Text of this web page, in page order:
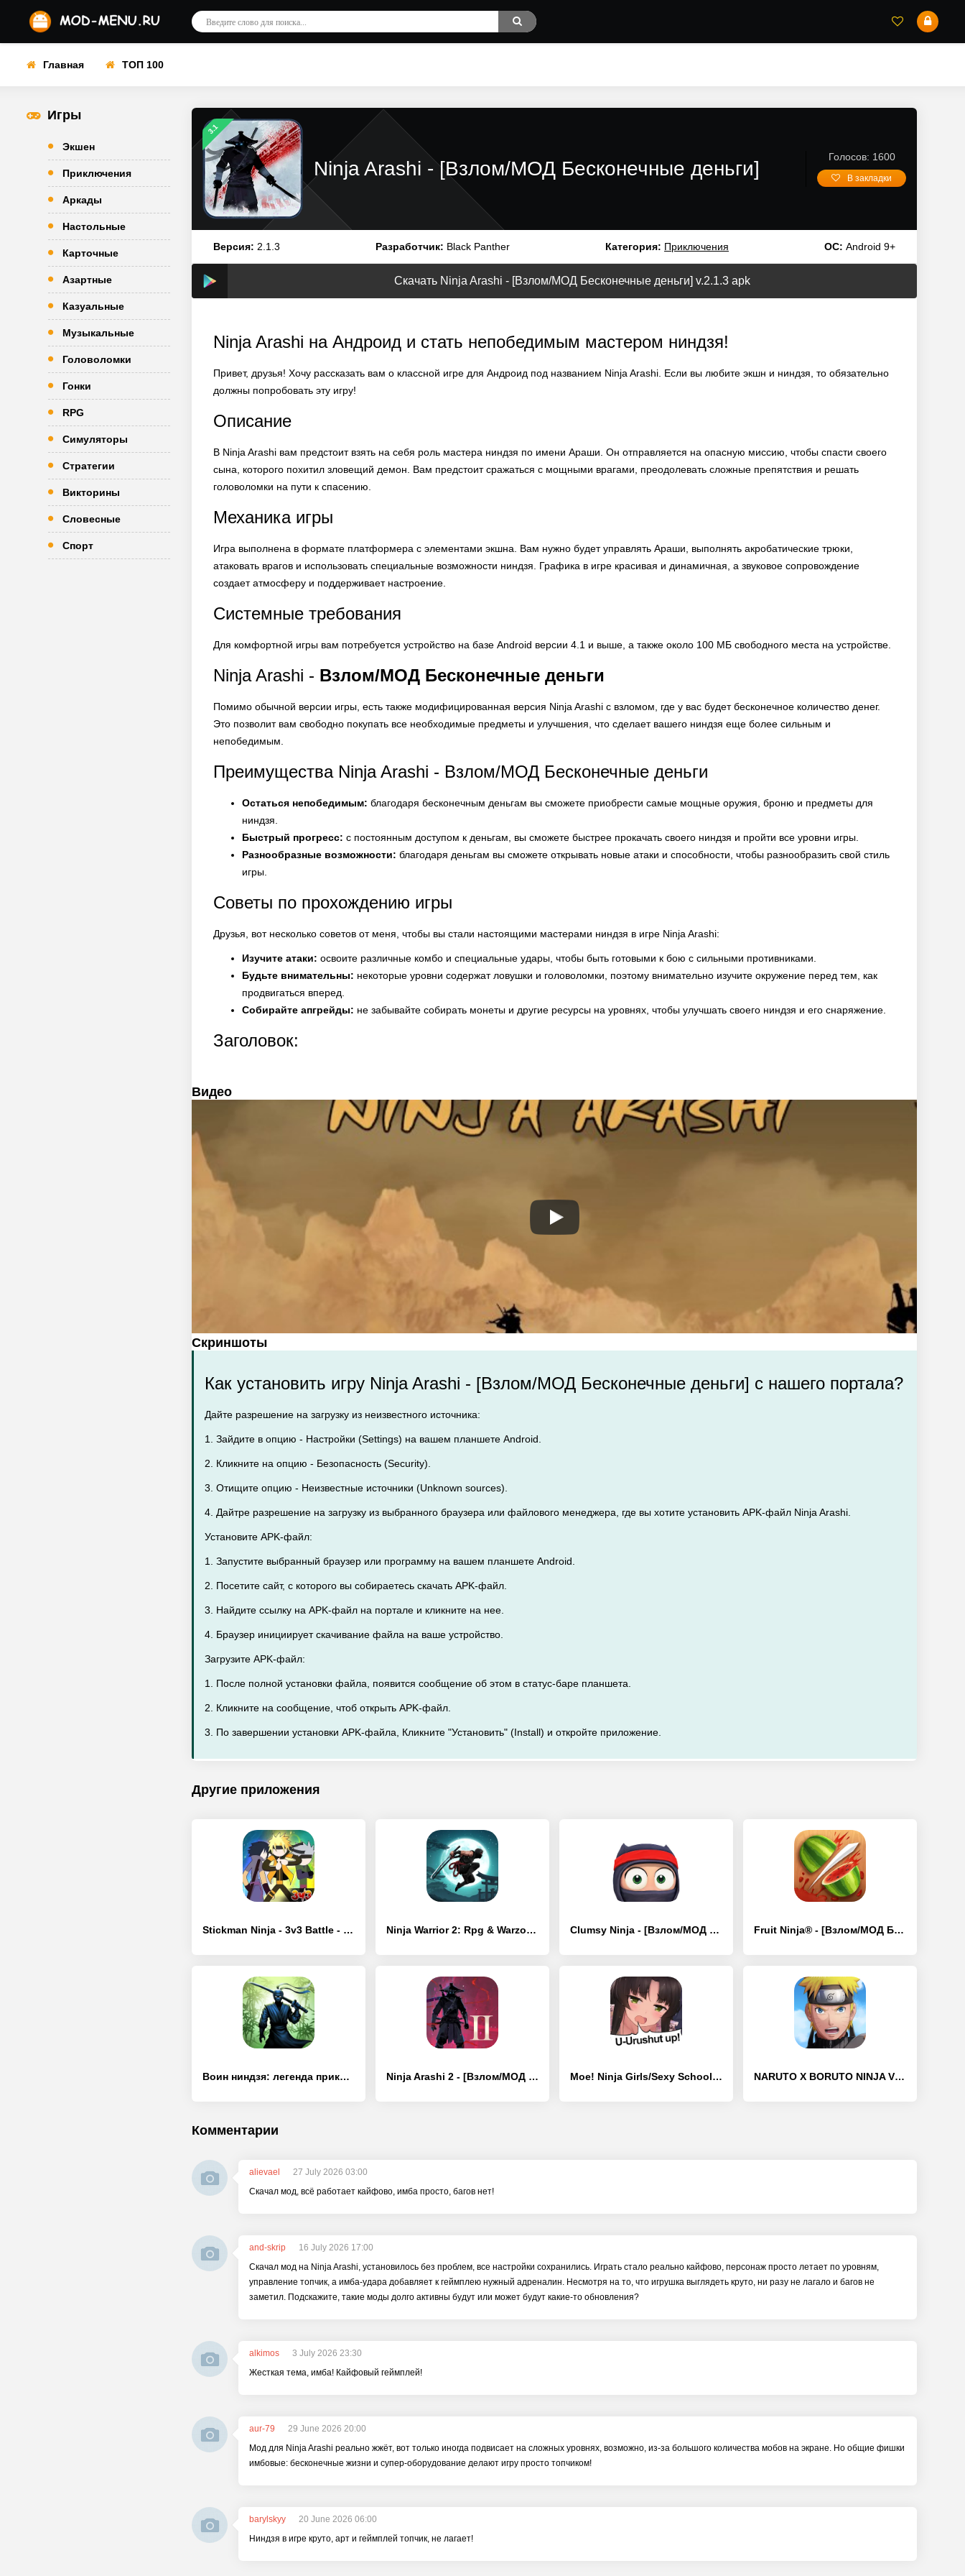
Главная ТОП 100
Игры
Экшен
Приключения
Аркады
Настольные
Карточные
Азартные
Казуальные
Музыкальные
Головоломки
Гонки
RPG
Симуляторы
Стратегии
Викторины
Словесные
Спорт
3.1
Ninja Arashi - [Взлом/МОД Бесконечные деньги]
Голосов: 1600
В закладки
Версия: 2.1.3 Разработчик: Black Panther Категория: Приключения ОС: Android 9+
Скачать Ninja Arashi - [Взлом/МОД Бесконечные деньги] v.2.1.3 apk
Ninja Arashi на Андроид и стать непобедимым мастером ниндзя!
Привет, друзья! Хочу рассказать вам о классной игре для Андроид под названием Ninja Arashi. Если вы любите экшн и ниндзя, то обязательно
должны попробовать эту игру!
Описание
В Ninja Arashi вам предстоит взять на себя роль мастера ниндзя по имени Араши. Он отправляется на опасную миссию, чтобы спасти своего
сына, которого похитил зловещий демон. Вам предстоит сражаться с мощными врагами, преодолевать сложные препятствия и решать
головоломки на пути к спасению.
Механика игры
Игра выполнена в формате платформера с элементами экшна. Вам нужно будет управлять Араши, выполнять акробатические трюки,
атаковать врагов и использовать специальные возможности ниндзя. Графика в игре красивая и динамичная, а звуковое сопровождение
создает атмосферу и поддерживает настроение.
Системные требования
Для комфортной игры вам потребуется устройство на базе Android версии 4.1 и выше, а также около 100 МБ свободного места на устройстве.
Ninja Arashi - Взлом/МОД Бесконечные деньги
Помимо обычной версии игры, есть также модифицированная версия Ninja Arashi с взломом, где у вас будет бесконечное количество денег.
Это позволит вам свободно покупать все необходимые предметы и улучшения, что сделает вашего ниндзя еще более сильным и
непобедимым.
Преимущества Ninja Arashi - Взлом/МОД Бесконечные деньги
Остаться непобедимым: благодаря бесконечным деньгам вы сможете приобрести самые мощные оружия, броню и предметы для
ниндзя.
Быстрый прогресс: с постоянным доступом к деньгам, вы сможете быстрее прокачать своего ниндзя и пройти все уровни игры.
Разнообразные возможности: благодаря деньгам вы сможете открывать новые атаки и способности, чтобы разнообразить свой стиль
игры.
Советы по прохождению игры
Друзья, вот несколько советов от меня, чтобы вы стали настоящими мастерами ниндзя в игре Ninja Arashi:
Изучите атаки: освоите различные комбо и специальные удары, чтобы быть готовыми к бою с сильными противниками.
Будьте внимательны: некоторые уровни содержат ловушки и головоломки, поэтому внимательно изучите окружение перед тем, как
продвигаться вперед.
Собирайте апгрейды: не забывайте собирать монеты и другие ресурсы на уровнях, чтобы улучшать своего ниндзя и его снаряжение.
Заголовок:
Видео
Скриншоты
Как установить игру Ninja Arashi - [Взлом/МОД Бесконечные деньги] с нашего портала?
Дайте разрешение на загрузку из неизвестного источника:
1. Зайдите в опцию - Настройки (Settings) на вашем планшете Android.
2. Кликните на опцию - Безопасность (Security).
3. Отищите опцию - Неизвестные источники (Unknown sources).
4. Дайтре разрешение на загрузку из выбранного браузера или файлового менеджера, где вы хотите установить APK-файл Ninja Arashi.
Установите APK-файл:
1. Запустите выбранный браузер или программу на вашем планшете Android.
2. Посетите сайт, с которого вы собираетесь скачать APK-файл.
3. Найдите ссылку на APK-файл на портале и кликните на нее.
4. Браузер инициирует скачивание файла на ваше устройство.
Загрузите APK-файл:
1. После полной установки файла, появится сообщение об этом в статус-баре планшета.
2. Кликните на сообщение, чтоб открыть APK-файл.
3. По завершении установки APK-файла, Кликните "Установить" (Install) и откройте приложение.
Другие приложения
Stickman Ninja - 3v3 Battle - [Взлом/МОД Unlocked] Ninja Warrior 2: Rpg & Warzone - [Взлом/МОД Много денег] Clumsy Ninja - [Взлом/МОД Unlocked] Fruit Ninja® - [Взлом/МОД Бесконечные деньги]
Воин ниндзя: легенда приключен - [Взлом/МОД Меню] Ninja Arashi 2 - [Взлом/МОД Бесконечные деньги] Moe! Ninja Girls/Sexy School - [Взлом/МОД Бесконечные деньги] NARUTO X BORUTO NINJA VOLTAGE - [Взлом/МОД Меню]
Комментарии
alievael
27 July 2026 03:00
Скачал мод, всё работает кайфово, имба просто, багов нет!
and-skrip
16 July 2026 17:00
Скачал мод на Ninja Arashi, установилось без проблем, все настройки сохранились. Играть стало реально кайфово, персонаж просто летает по уровням,
управление топчик, а имба-удара добавляет к геймплею нужный адреналин. Несмотря на то, что игрушка выглядеть круто, ни разу не лагало и багов не
заметил. Подскажите, такие моды долго активны будут или может будут какие-то обновления?
alkimos
3 July 2026 23:30
Жесткая тема, имба! Кайфовый геймплей!
aur-79
29 June 2026 20:00
Мод для Ninja Arashi реально жжёт, вот только иногда подвисает на сложных уровнях, возможно, из-за большого количества мобов на экране. Но общие фишки
имбовые: бесконечные жизни и супер-оборудование делают игру просто топчиком!
barylskyy
20 June 2026 06:00
Ниндзя в игре круто, арт и геймплей топчик, не лагает!